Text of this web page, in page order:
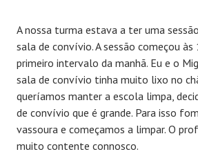
A nossa turma estava a ter uma
sala de convívio. A sessão começou
primeiro intervalo da manhã. Eu e o
sala de convívio tinha muito lixo no
queríamos manter a escola limpa,
de convívio que é grande. Para isso
vassoura e começamos a limpar. O
muito contente connosco.